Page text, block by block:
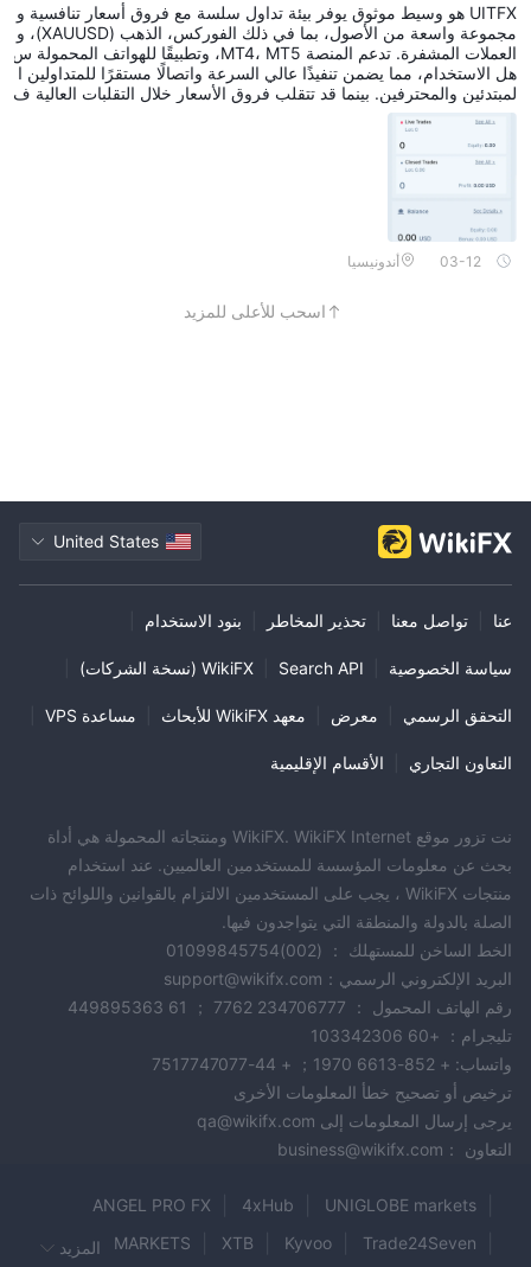
UITFX هو وسيط موثوق يوفر بيئة تداول سلسة مع فروق أسعار تنافسية و
مجموعة واسعة من الأصول، بما في ذلك الفوركس، الذهب (XAUUSD)، و
العملات المشفرة. تدعم المنصة MT4، MT5، وتطبيقًا للهواتف المحمولة س
هل الاستخدام، مما يضمن تنفيذًا عالي السرعة واتصالًا مستقرًا للمتداولين ا
لمبتدئين والمحترفين. بينما قد تتقلب فروق الأسعار خلال التقلبات العالية ف
حثون عن تجربة تداول آمنة وعالية الأداء
03-12 أندونيسيا
اسحب للأعلى للمزيد
United States
عنا تواصل معنا تحذير المخاطر بنود الاستخدام
سياسة الخصوصية Search API WikiFX (نسخة الشركات)
التحقق الرسمي معرض معهد WikiFX للأبحاث مساعدة VPS
التعاون التجاري الأقسام الإقليمية
نت تزور موقع WikiFX. WikiFX Internet ومنتجاته المحمولة هي أداة
بحث عن معلومات المؤسسة للمستخدمين العالميين. عند استخدام
منتجات WikiFX ، يجب على المستخدمين الالتزام بالقوانين واللوائح ذات
الصلة بالدولة والمنطقة التي يتواجدون فيها.
الخط الساخن للمستهلك ： (002)01099845754
البريد الإلكتروني الرسمي：support@wikifx.com
رقم الهاتف المحمول ： 234706777 7762 ； 61 449895363
تليجرام： +60 103342306
واتساب: + 852-6613 1970； + 44-7517747077
ترخيص أو تصحيح خطأ المعلومات الأخرى
يرجى إرسال المعلومات إلى qa@wikifx.com
التعاون ：business@wikifx.com
UNIGLOBE markets
4xHub
ANGEL PRO FX
Trade24Seven
Kyvoo
XTB
GSC MARKETS
المزيد